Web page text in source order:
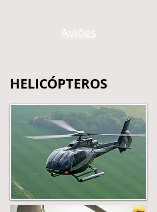
Aviões
HELICÓPTEROS